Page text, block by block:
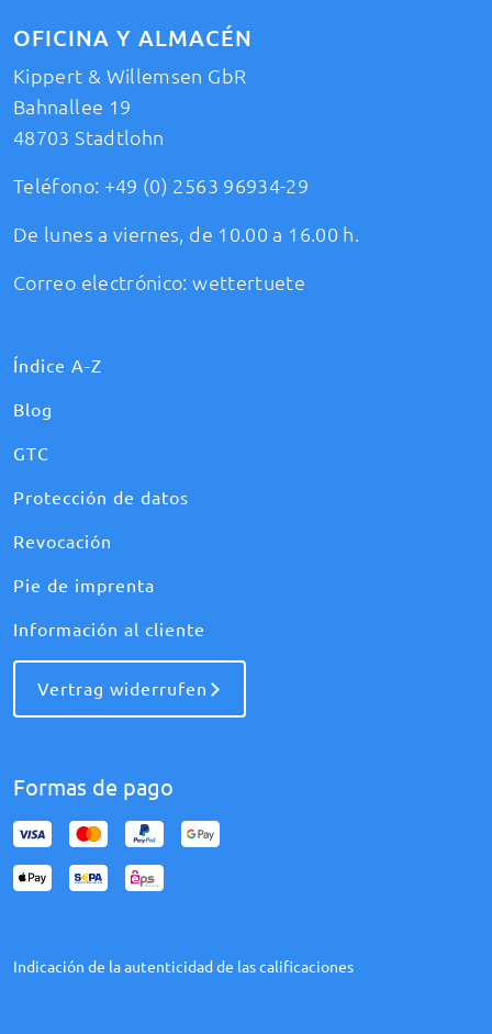
OFICINA Y ALMACÉN
Kippert & Willemsen GbR
Bahnallee 19
48703 Stadtlohn
Teléfono: +49 (0) 2563 96934-29
De lunes a viernes, de 10.00 a 16.00 h.
Correo electrónico:wettertuete
Índice A-Z
Blog
GTC
Protección de datos
Revocación
Pie de imprenta
Información al cliente
Vertrag widerrufen
Formas de pago
Indicación de la autenticidad de las calificaciones